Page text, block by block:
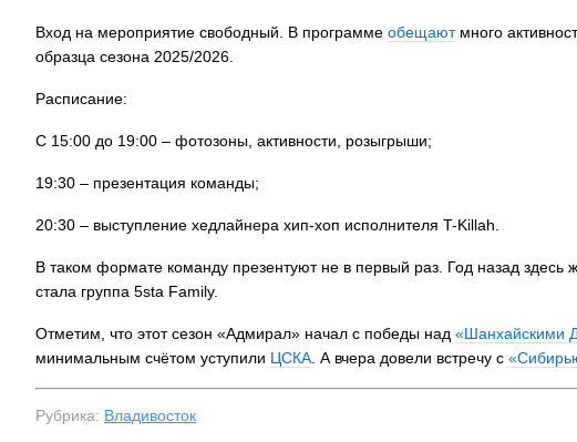
Вход на мероприятие свободный. В программе обещаютмного
образца сезона 2025/2026.
Расписание:
С 15:00 до 19:00 – фотозоны, активности, розыгрыши;
19:30 – презентация команды;
20:30 – выступление хедлайнера хип-хоп исполнителя T-Killah.
В таком формате команду презентуют не в первый раз. Год назад здесь
стала группа 5sta Family.
Отметим, что этот сезон «Адмирал» начал с победы над «Шанхайскими
минимальным счётом уступили ЦСКА . А вчера довели встречу с
Рубрика: Владивосток